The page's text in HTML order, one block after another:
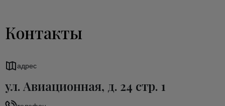
Контакты
адрес
ул. Авиационная, д. 24 стр. 1